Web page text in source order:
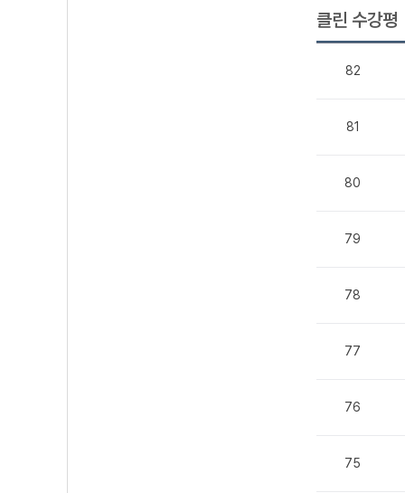
클린 수강평
82
81
80
79
78
77
76
75